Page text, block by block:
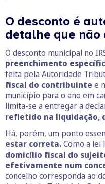
O desconto é
detalhe que não
O desconto municipal no
preenchimento
feita pela Autoridade
fiscal do contribuinte e
município para o ano em
limita-se a entregar a
refletido na liquidação,
Há, porém, um ponto
estar correta.Como a lei
domicílio fiscal do
efetivamente num
concelho corresponda ao